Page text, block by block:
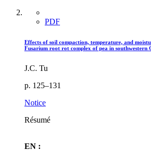
PDF
Effects of soil compaction, temperature, and
Fusarium root rot complex of pea in southwestern
J.C. Tu
p. 125–131
Notice
Résumé
EN :